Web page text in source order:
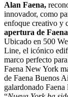
Alan Faena,
innovador, como
enfoque creativo y
apertura de
Ubicado en 500
Line, el icónico
marco perfecto
Faena New York
de Faena Buenos
galardonado